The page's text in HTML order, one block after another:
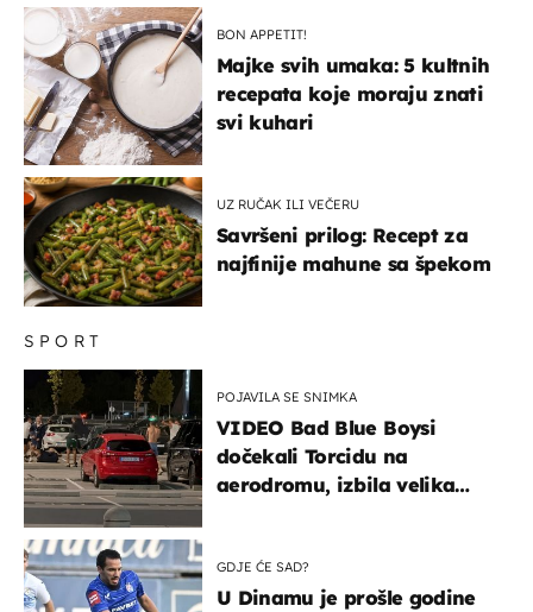
SPORT
POJAVILA SE SNIMKA
VIDEO Bad Blue Boysi
dočekali Torcidu na
aerodromu, izbila velika
GDJE ĆE SAD?
U Dinamu je prošle godine
BON APPETIT!
Majke svih umaka: 5 kultnih
recepata koje moraju znati
svi kuhari
UZ RUČAK ILI VEČERU
Savršeni prilog: Recept za
najfinije mahune sa špekom